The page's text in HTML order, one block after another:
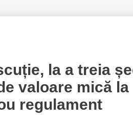
la a treia
valoare mică la
regulament